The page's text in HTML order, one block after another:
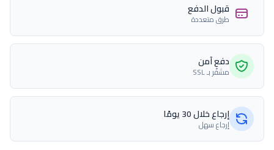
قبول الدفع
طرق متعددة
دفع آمن
مشفّر بـ SSL
إرجاع خلال 30 يومًا
إرجاع سهل